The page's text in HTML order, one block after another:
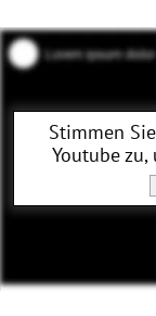
Stimmen
Youtubezu,